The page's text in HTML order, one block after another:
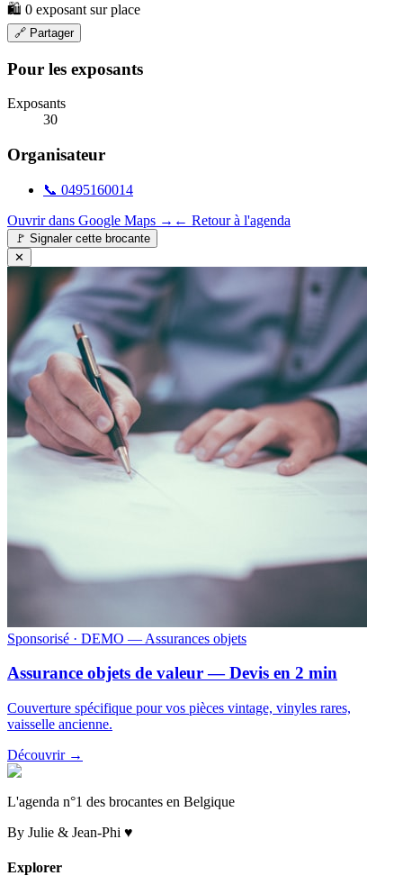
🛍️ 0 exposant sur place
🔗 Partager
Pour les exposants
Exposants
30
Organisateur
📞 0495160014
Ouvrir dans Google Maps → ← Retour à l'agenda
🚩 Signaler cette brocante
✕
Sponsorisé · DEMO — Assurances objets
Assurance objets de valeur — Devis en 2 min
Couverture spécifique pour vos pièces vintage, vinyles rares,
vaisselle ancienne.
Découvrir →
L'agenda n°1 des brocantes en Belgique
By Julie & Jean-Phi ♥
Explorer